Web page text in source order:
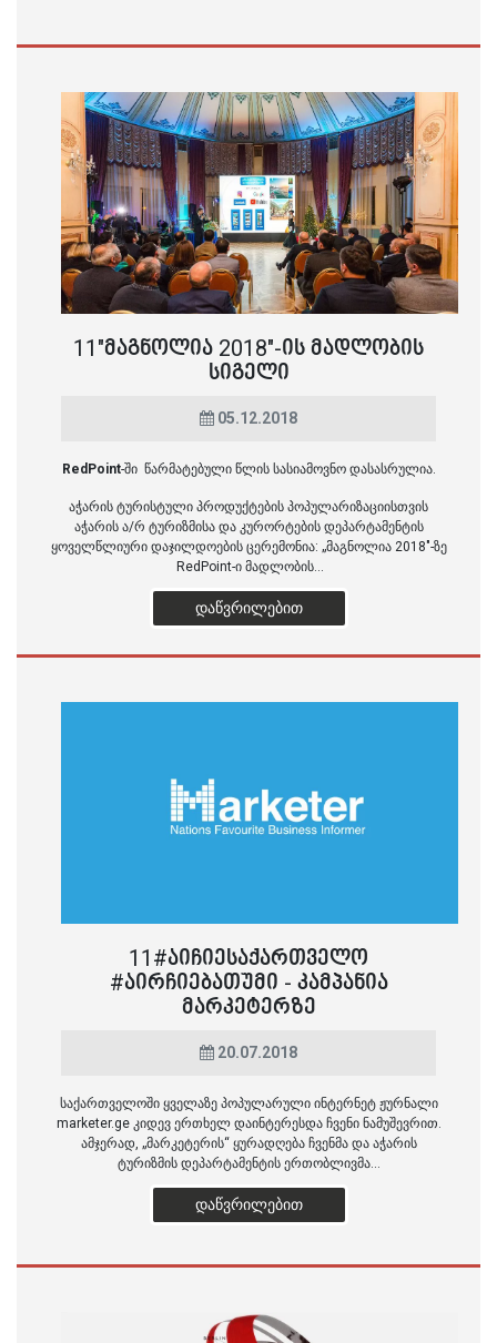
11"ᲛᲐᲒᲜᲝᲚᲘᲐ 2018"-ᲘᲡ ᲛᲐᲓᲚᲝᲑᲘᲡ
ᲡᲘᲒᲔᲚᲘ
05.12.2018
RedPoint-ში წარმატებული წლის სასიამოვნო დასასრულია.
აჭარის ტურისტული პროდუქტების პოპულარიზაციისთვის
აჭარის ა/რ ტურიზმისა და კურორტების დეპარტამენტის
ყოველწლიური დაჯილდოების ცერემონია: „მაგნოლია 2018"-ზე
RedPoint-ი მადლობის...
ᲓᲐᲬᲕᲠᲘᲚᲔᲑᲘᲗ
11#ᲐᲘᲩᲘᲔᲡᲐᲥᲐᲠᲗᲕᲔᲚᲝ
#ᲐᲘᲠᲩᲘᲔᲑᲐᲗᲣᲛᲘ - ᲙᲐᲛᲞᲐᲜᲘᲐ
ᲛᲐᲠᲙᲔᲢᲔᲠᲖᲔ
20.07.2018
საქართველოში ყველაზე პოპულარული ინტერნეტ ჟურნალი
marketer.ge კიდევ ერთხელ დაინტერესდა ჩვენი ნამუშევრით.
ამჯერად, „მარკეტერის“ ყურადღება ჩვენმა და აჭარის
ტურიზმის დეპარტამენტის ერთობლივმა...
ᲓᲐᲬᲕᲠᲘᲚᲔᲑᲘᲗ